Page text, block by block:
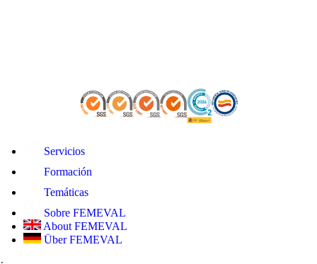
Servicios
Formación
Temáticas
Sobre FEMEVAL
About FEMEVAL
Über FEMEVAL